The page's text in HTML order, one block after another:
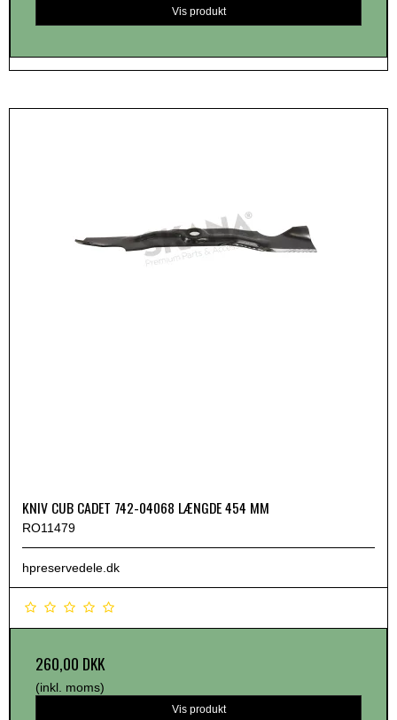
Vis produkt
KNIV CUB CADET 742-04068 LÆNGDE 454 MM
RO11479
hpreservedele.dk
260,00 DKK
(inkl. moms)
Vis produkt